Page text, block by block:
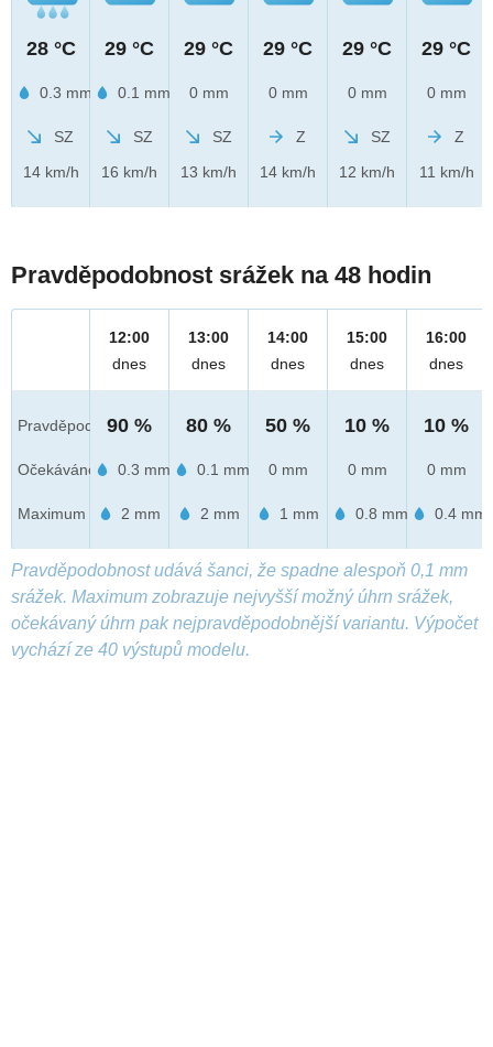
28 °C
0.3 mm
SZ
14 km/h
29 °C
0.1 mm
SZ
16 km/h
29 °C
0 mm
SZ
13 km/h
29 °C
0 mm
Z
14 km/h
29 °C
0 mm
SZ
12 km/h
29 °C
0 mm
Z
11 km/h
Pravděpodobnost srážek na 48 hodin
Pravděpod.
Očekáváno
Maximum
12:00
dnes
90 %
0.3 mm
2 mm
13:00
dnes
80 %
0.1 mm
2 mm
14:00
dnes
50 %
0 mm
1 mm
15:00
dnes
10 %
0 mm
0.8 mm
16:00
dnes
10 %
0 mm
0.4 mm
Pravděpodobnost udává šanci, že spadne alespoň 0,1 mm
srážek. Maximum zobrazuje nejvyšší možný úhrn srážek,
očekávaný úhrn pak nejpravděpodobnější variantu. Výpočet
vychází ze 40 výstupů modelu.